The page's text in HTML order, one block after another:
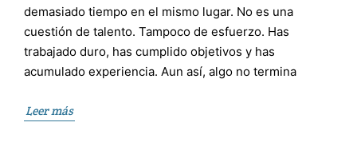
demasiado tiempo en el mismo lugar. No es una
cuestión de talento. Tampoco de esfuerzo. Has
trabajado duro, has cumplido objetivos y has
acumulado experiencia. Aun así, algo no termina
Leer más